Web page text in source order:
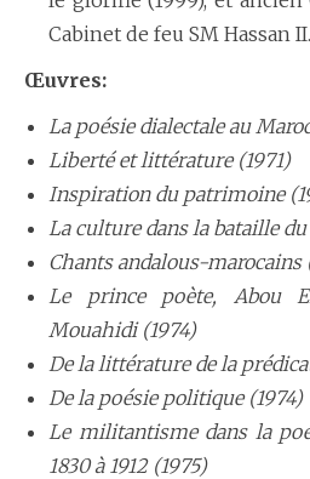
Cabinet de feu SM Hassan II.
Œuvres:
La poésie dialectale au
Liberté et littérature (1971)
Inspiration du patrimoine
La culture dans la bataille
Chants andalous-marocains
Le prince poète, Abou
Mouahidi (1974)
De la littérature de la
De la poésie politique (1974)
Le militantisme dans la
1830 à 1912 (1975)